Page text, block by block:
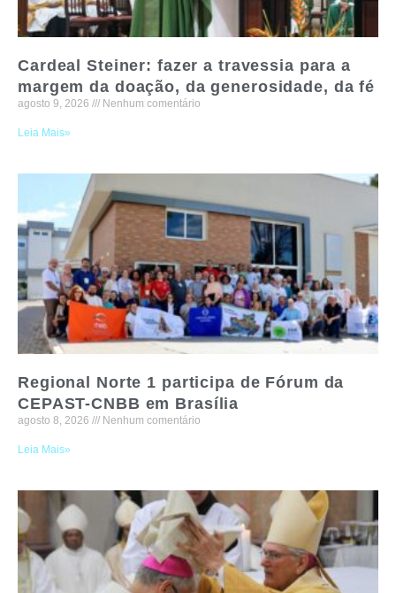
Cardeal Steiner: fazer a travessia para a
margem da doação, da generosidade, da fé
agosto 9, 2026 Nenhum comentário
Leia Mais»
Regional Norte 1 participa de Fórum da
CEPAST-CNBB em Brasília
agosto 8, 2026 Nenhum comentário
Leia Mais»